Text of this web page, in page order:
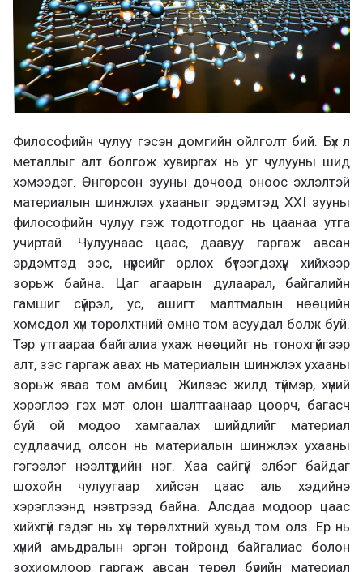
Философийн чулуу гэсэн домгийн ойлголт бий. Бүх л
металлыг алт болгож хувиргах нь уг чулууны шид
хэмээдэг. Өнгөрсөн зууны дөчөөд оноос эхлэлтэй
материалын шинжлэх ухааныг эрдэмтэд XXI зууны
философийн чулуу гэж тодотгодог нь цаанаа утга
учиртай. Чулуунаас цаас, даавуу гаргаж авсан
эрдэмтэд зэс, нүүрсийг орлох бүтээгдэхүүн хийхээр
зорьж байна. Цаг агаарын дулаарал, байгалийн
гамшиг сүйрэл, ус, ашигт малтмалын нөөцийн
хомсдол хүн төрөлхтний өмнө том асуудал болж буй.
Тэр утгаараа байгалиа ухаж нөөцийг нь тонохгүйгээр
алт, зэс гаргаж авах нь материалын шинжлэх ухааны
зорьж яваа том амбиц. Жилээс жилд түймэр, хүний
хэрэглээ гэх мэт олон шалтгаанаар цөөрч, багасч
буй ой модоо хамгаалах шийдлийг материал
судлаачид олсон нь материалын шинжлэх ухааны
гэгээлэг нээлтүүдийн нэг. Хаа сайгүй элбэг байдаг
шохойн чулуугаар хийсэн цаас аль хэдийнэ
хэрэглээнд нэвтрээд байна. Алсдаа модоор цаас
хийхгүй гэдэг нь хүн төрөлхтний хувьд том олз. Ер нь
хүний амьдралын эргэн тойронд байгалиас болон
зохиомлоор гаргаж авсан төрөл бүрийн материал